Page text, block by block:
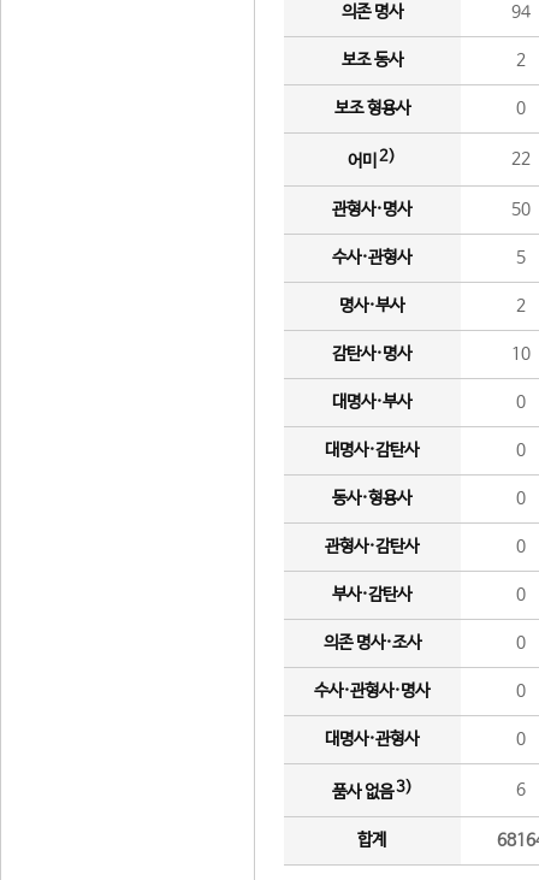
의존 명사 94
보조 동사 2
보조 형용사 0
어미 2) 22
관형사·명사 50
수사·관형사 5
명사·부사 2
감탄사·명사 10
대명사·부사 0
대명사·감탄사 0
동사·형용사 0
관형사·감탄사 0
부사·감탄사 0
의존 명사·조사 0
수사·관형사·명사 0
대명사·관형사 0
품사 없음3) 6
합계